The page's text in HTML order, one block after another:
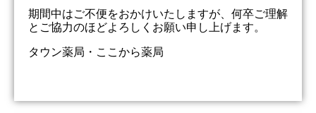
期間中はご不便をおかけいたしますが、何卒ご理解
とご協力のほどよろしくお願い申し上げます。
タウン薬局・ここから薬局